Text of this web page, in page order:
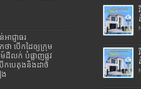
ាជ្ញាធរ
ា បើកដៃឲ្យក្រុម
ដីលក់ បំផ្លាញផ្លូវ
កបេតុងនិងដាច់
ង